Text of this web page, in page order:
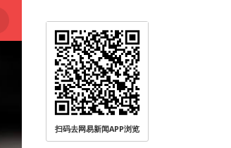
扫码去网易新闻APP浏览